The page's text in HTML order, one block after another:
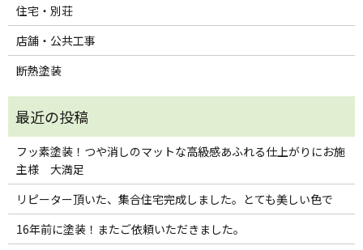
住宅・別荘
店舗・公共工事
断熱塗装
フッ素塗装！つや消しのマットな高級感あふれる仕上がりにお施
主様 大満足
リピーター頂いた、集合住宅完成しました。とても美しい色で
16年前に塗装！またご依頼いただきました。